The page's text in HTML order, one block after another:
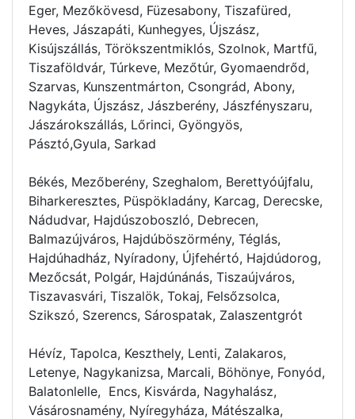
Eger, Mezőkövesd, Füzesabony, Tiszafüred,
Heves, Jászapáti, Kunhegyes, Újszász,
Kisújszállás, Törökszentmiklós, Szolnok, Martfű,
Tiszaföldvár, Túrkeve, Mezőtúr, Gyomaendrőd,
Szarvas, Kunszentmárton, Csongrád, Abony,
Nagykáta, Újszász, Jászberény, Jászfényszaru,
Jászárokszállás, Lőrinci, Gyöngyös,
Pásztó,Gyula, Sarkad
Békés, Mezőberény, Szeghalom, Berettyóújfalu,
Biharkeresztes, Püspökladány, Karcag, Derecske,
Nádudvar, Hajdúszoboszló, Debrecen,
Balmazújváros, Hajdúböszörmény, Téglás,
Hajdúhadház, Nyíradony, Újfehértó, Hajdúdorog,
Mezőcsát, Polgár, Hajdúnánás, Tiszaújváros,
Tiszavasvári, Tiszalök, Tokaj, Felsőzsolca,
Szikszó, Szerencs, Sárospatak, Zalaszentgrót
Hévíz, Tapolca, Keszthely, Lenti, Zalakaros,
Letenye, Nagykanizsa, Marcali, Böhönye, Fonyód,
Balatonlelle, Encs, Kisvárda, Nagyhalász,
Vásárosnamény, Nyíregyháza, Mátészalka,